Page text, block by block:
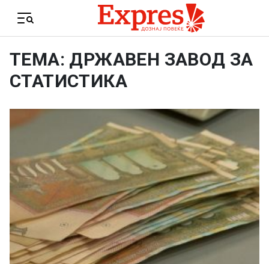
Menu
ТЕМА: ДРЖАВЕН ЗАВОД ЗА
СТАТИСТИКА